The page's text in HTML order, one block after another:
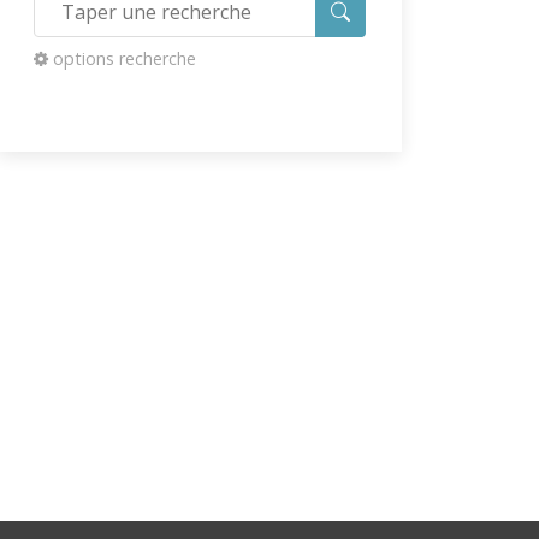
options recherche